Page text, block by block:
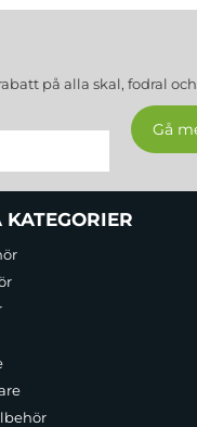
på alla skal, fodral